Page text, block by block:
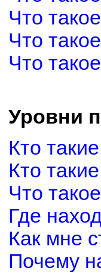
Что
Что
Что
Уровни
Кто
Кто
Что
Где
Как мне
Почему